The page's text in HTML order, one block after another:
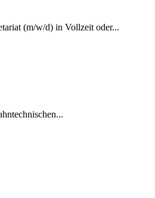
(m/w/d) in Vollzeit oder...